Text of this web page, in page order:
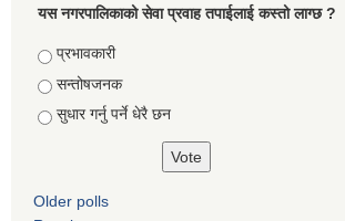
यस नगरपालिकाको सेवा प्रवाह तपाईलाई कस्तो लाग्छ ?
Choices
प्रभावकारी
सन्तोषजनक
सुधार गर्नु पर्ने धेरै छन
Older polls